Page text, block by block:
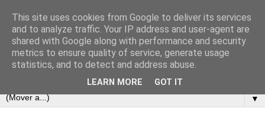
▼
This site uses cookies from Google to deliver its services
and to analyze traffic. Your IP address and user-agent are
shared with Google along with performance and security
metrics to ensure quality of service, generate usage
statistics, and to detect and address abuse.
LEARN MORE GOT IT